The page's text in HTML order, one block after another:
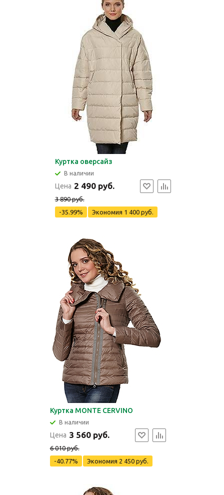
Куртка оверсайз
В наличии
Цена 2 490 руб.
3 890 руб.
-35.99%
Экономия 1 400 руб.
Куртка MONTE CERVINO
В наличии
Цена 3 560 руб.
6 010 руб.
-40.77%
Экономия 2 450 руб.